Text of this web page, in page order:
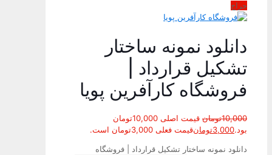
حراج
دانلود نمونه ساختار
تشکیل قرارداد |
فروشگاه کارآفرین پویا
10,000تومان
قیمت اصلی 10,000تومان
بود.3,000تومانقیمت فعلی 3,000تومان است.
دانلود نمونه ساختار تشکیل قرارداد | فروشگاه